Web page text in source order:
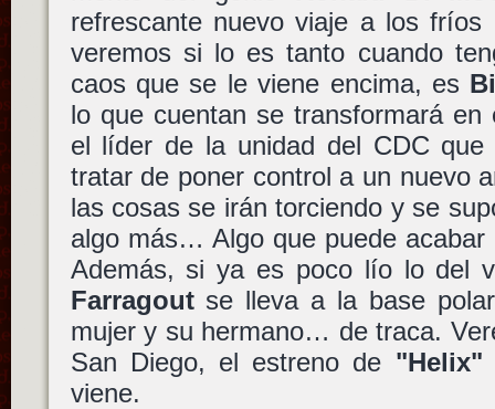
refrescante nuevo viaje a los fríos
veremos si lo es tanto cuando
caos que se le viene encima, es
lo que cuentan se transformará
el líder de la unidad del CDC
tratar de poner control a un nuevo
las cosas se irán torciendo y se
algo más… Algo que puede
Además, si ya es poco lío lo del
Farragoutse lleva a la base
mujer y su hermano… de traca.
San Diego, el estreno de "Helix"
viene.